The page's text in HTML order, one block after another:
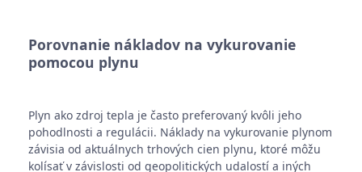
Porovnanie nákladov na vykurovanie
pomocou plynu
Plyn ako zdroj tepla je často preferovaný kvôli jeho
pohodlnosti a regulácii. Náklady na vykurovanie plynom
závisia od aktuálnych trhových cien plynu, ktoré môžu
kolísať v závislosti od geopolitických udalostí a iných